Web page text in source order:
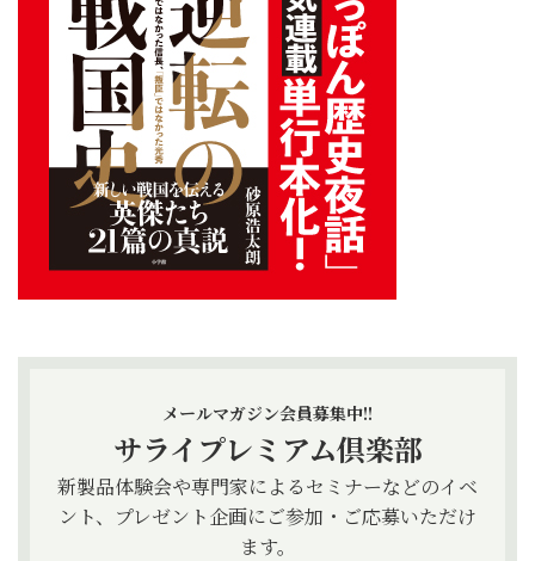
メールマガジン会員募集中!!
サライプレミアム倶楽部
新製品体験会や専門家によるセミナーなどのイベ
ント、プレゼント企画にご参加・ご応募いただけ
ます。